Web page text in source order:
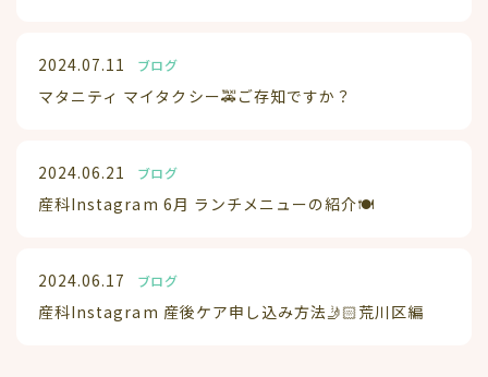
2024.07.11 ブログ
マタニティ マイタクシー🚕ご存知ですか？
2024.06.21 ブログ
産科Instagram 6月 ランチメニューの紹介🍽️
2024.06.17 ブログ
産科Instagram 産後ケア申し込み方法🤳🏻荒川区編